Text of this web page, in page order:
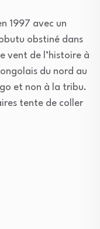
1997 avec un
obstiné dans
vent de l’histoire à
du nord au
et non à la tribu.
tente de coller